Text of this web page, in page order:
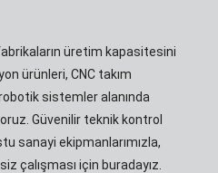
üretim kapasitesini
ürünleri, CNC takım
sistemler alanında
Güvenilir teknik kontrol
sanayi ekipmanlarımızla,
çalışması için buradayız.